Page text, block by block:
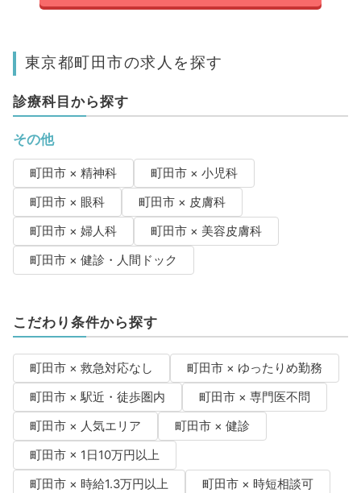
東京都町田市の求人を探す
診療科目から探す
その他
町田市 × 精神科
町田市 × 小児科
町田市 × 眼科
町田市 × 皮膚科
町田市 × 婦人科
町田市 × 美容皮膚科
町田市 × 健診・人間ドック
こだわり条件から探す
町田市 × 救急対応なし
町田市 × ゆったりめ勤務
町田市 × 駅近・徒歩圏内
町田市 × 専門医不問
町田市 × 人気エリア
町田市 × 健診
町田市 × 1日10万円以上
町田市 × 時給1.3万円以上
町田市 × 時短相談可